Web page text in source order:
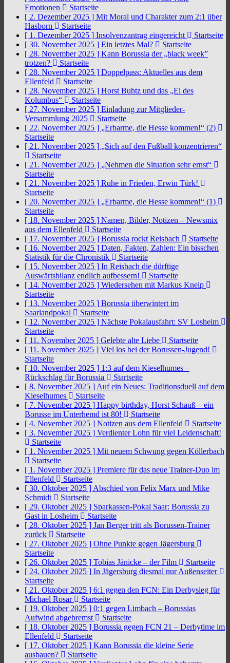
Emotionen
Startseite
[ 2. Dezember 2025 ] Mit Moral und Charakter zum 2:1 über
Hasborn
Startseite
[ 1. Dezember 2025 ] Insolvenzantrag eingereicht
Startseite
[ 30. November 2025 ] Ein letztes Mal?
Startseite
[ 28. November 2025 ] Kann Borussia der „black week”
trotzen?
Startseite
[ 28. November 2025 ] Doppelpass: Aktuelles aus dem
Ellenfeld
Startseite
[ 28. November 2025 ] Horst Buhtz und das „Ei des
Kolumbus“
Startseite
[ 27. November 2025 ] Einladung zur Mitglieder-
Versammlung 2025
Startseite
[ 22. November 2025 ] „Erbarme, die Hesse kommen!“ (2)
Startseite
[ 21. November 2025 ] „Sich auf den Fußball konzentrieren“
Startseite
[ 21. November 2025 ] „Nehmen die Situation sehr ernst“
Startseite
[ 21. November 2025 ] Ruhe in Frieden, Erwin Türk!
Startseite
[ 20. November 2025 ] „Erbarme, die Hesse kommen!“ (1)
Startseite
[ 18. November 2025 ] Namen, Bilder, Notizen – Newsmix
aus dem Ellenfeld
Startseite
[ 17. November 2025 ] Borussia rockt Reisbach
Startseite
[ 16. November 2025 ] Daten, Fakten, Zahlen: Ein bisschen
Statistik für die Chronistik
Startseite
[ 15. November 2025 ] In Reisbach die dürftige
Auswärtsbilanz endlich aufbessern!
Startseite
[ 14. November 2025 ] Wiedersehen mit Markus Kneip
Startseite
[ 13. November 2025 ] Borussia überwintert im
Saarlandpokal
Startseite
[ 12. November 2025 ] Nächste Pokalausfahrt: SV Losheim
Startseite
[ 11. November 2025 ] Gelebte alte Liebe
Startseite
[ 11. November 2025 ] Viel los bei der Borussen-Jugend!
Startseite
[ 10. November 2025 ] 1:3 auf dem Kieselhumes –
Rückschlag für Borussia
Startseite
[ 8. November 2025 ] Auf ein Neues: Traditionsduell auf dem
Kieselhumes
Startseite
[ 7. November 2025 ] Happy birthday, Horst Schauß – ein
Borusse im Unterhemd ist 80!
Startseite
[ 4. November 2025 ] Notizen aus dem Ellenfeld
Startseite
[ 3. November 2025 ] Verdienter Lohn für viel Leidenschaft!
Startseite
[ 1. November 2025 ] Mit neuem Schwung gegen Köllerbach
Startseite
[ 1. November 2025 ] Premiere für das neue Trainer-Duo im
Ellenfeld
Startseite
[ 30. Oktober 2025 ] Abschied von Felix Marx und Mike
Schmidt
Startseite
[ 29. Oktober 2025 ] Sparkassen-Pokal Saar: Borussia zu
Gast in Losheim
Startseite
[ 28. Oktober 2025 ] Jan Berger tritt als Borussen-Trainer
zurück
Startseite
[ 27. Oktober 2025 ] Ohne Punkte gegen Jägersburg
Startseite
[ 26. Oktober 2025 ] Tobias Jänicke – der Film
Startseite
[ 24. Oktober 2025 ] In Jägersburg diesmal nur Außenseiter
Startseite
[ 21. Oktober 2025 ] 6:1 gegen den FCN: Ein Derbysieg für
Michael Rosar
Startseite
[ 19. Oktober 2025 ] 0:1 gegen Limbach – Borussias
Aufwind abgebremst
Startseite
[ 18. Oktober 2025 ] Borussia gegen FCN 21 – Derbytime im
Ellenfeld
Startseite
[ 17. Oktober 2025 ] Kann Borussia die kleine Serie
ausbauen?
Startseite